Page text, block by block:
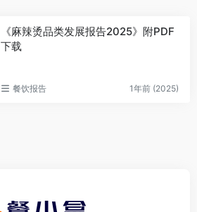
《麻辣烫品类发展报告2025》附PDF
下载
餐饮报告 1年前 (2025)